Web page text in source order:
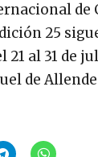
de
25
21 al 31 de
de